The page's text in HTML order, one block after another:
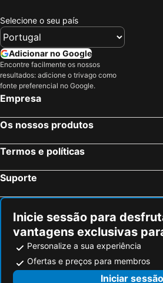
Selecione o seu país
Adicionar no Google
Encontre facilmente os nossos
resultados: adicione o trivago como
fonte preferencial no Google.
Empresa
Os nossos produtos
Termos e políticas
Suporte
Inicie sessão para
vantagens exclusivas
Personalize a sua experiência
Ofertas e preços para membros
Iniciar sessão